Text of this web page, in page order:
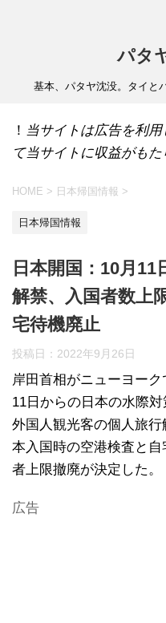
パタ
基本、パタヤ沈没。タイと
！ 当サイトは広告を利
て当サイトに収益がもた
HOME > 日本帰国情報 >
日本帰国情報
日本開国：10月
解禁、入国者数上
宅待機廃止
投稿日： 2022年9月26日
岸田首相がニューヨー
11日からの日本の水際
外国人観光客の個人旅
本入国時の空港検査と
者上限撤廃が決定した。
広告